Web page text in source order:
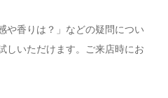
や香りは？」などの疑問につい
しいただけます。ご来店時にお